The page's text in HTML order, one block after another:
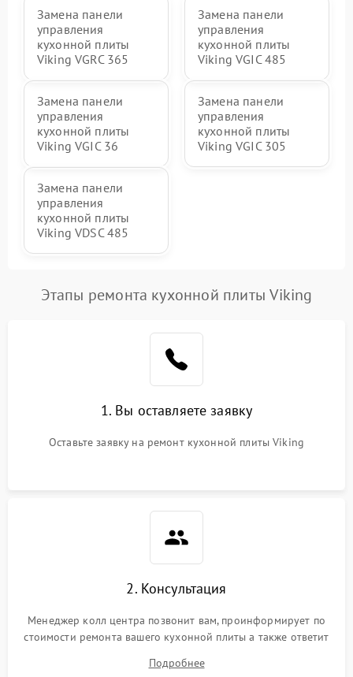
Замена панели
управления
кухонной плиты
Viking VGRC 365
Замена панели
управления
кухонной плиты
Viking VGIC 485
Замена панели
управления
кухонной плиты
Viking VGIC 36
Замена панели
управления
кухонной плиты
Viking VGIC 305
Замена панели
управления
кухонной плиты
Viking VDSC 485
Этапы ремонта кухонной плиты Viking
1. Вы оставляете заявку
Оставьте заявку на ремонт кухонной плиты Viking
2. Консультация
Менеджер колл центра позвонит вам, проинформирует по
стоимости ремонта вашего кухонной плиты а также ответит
Подробнее